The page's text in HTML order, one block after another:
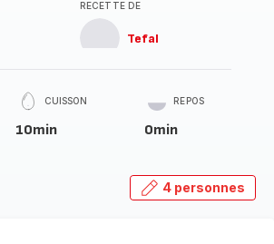
RECETTE DE
Tefal
CUISSON
10min
REPOS
0min
4 personnes